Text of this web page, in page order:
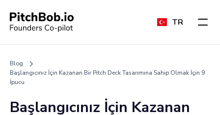
TR
Blog
Başlangıcınız İçin Kazanan Bir Pitch Deck Tasarımına Sahip Olmak İçin 9
İpucu
Başlangıcınız İçin Kazanan